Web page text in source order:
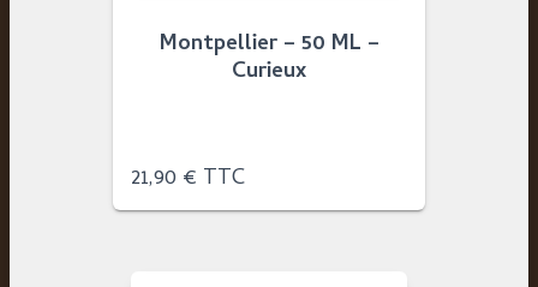
Montpellier – 50 ML –
Curieux
21,90 € TTC